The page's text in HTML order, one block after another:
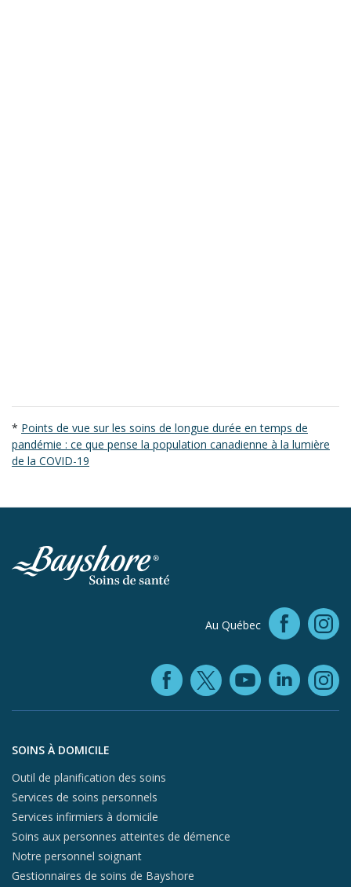
* Points de vue sur les soins de longue durée en temps de
pandémie : ce que pense la population canadienne à la lumière
de la COVID-19
Au Québec
Facebook
X (opens
Aller au contenu du pied de page
SOINS À DOMICILE
Outil de planification des soins
Services de soins personnels
Services infirmiers à domicile
Soins aux personnes atteintes de démence
Notre personnel soignant
Gestionnaires de soins de Bayshore